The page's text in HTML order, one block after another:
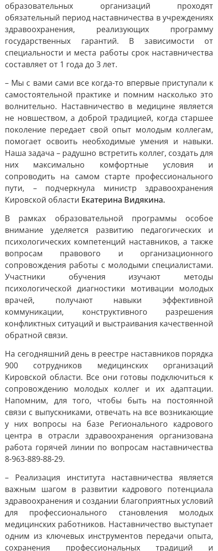
образовательных организаций проходят
обязательный период наставничества в учреждениях
здравоохранения, реализующих программу
государственных гарантий. В зависимости от
специальности и места работы срок наставничества
составляет от 1 года до 3 лет.
– Мы с вами сами все когда-то впервые приступали к
самостоятельной практике и помним насколько это
волнительно. Наставничество в медицине является
не новшеством, а доброй традицией, когда старшее
поколение передает свой опыт молодым коллегам,
помогает освоить необходимые умения и навыки.
Наша задача – радушно встретить коллег, создать для
них максимально комфортные условия и
сопроводить на самом старте профессионального
пути, – подчеркнула министр здравоохранения
Кировской области Екатерина Видякина.
В рамках образовательной программы особое
внимание уделяется развитию педагогических и
психологических компетенций наставников, а также
вопросам правового и организационного
сопровождения работы с молодыми специалистами.
Участники обучения изучают методы
психологической диагностики мотивации молодых
врачей, получают навыки эффективной
коммуникации, конструктивного разрешения
конфликтных ситуаций и выстраивания качественной
обратной связи.
На сегодняшний день в реестре наставников порядка
900 сотрудников медицинских организаций
Кировской области. Все они готовы подключиться к
сопровождению молодых коллег и их адаптации.
Напомним, для того, чтобы быть на постоянной
связи с выпускниками, отвечать на все возникающие
у них вопросы на базе Регионального кадрового
центра в отрасли здравоохранения организована
работа горячей линии по вопросам наставничества
8-963-889-88-29.
– Реализация института наставничества является
важным шагом в развитии кадрового потенциала
здравоохранения и создании благоприятных условий
для профессионального становления молодых
медицинских работников. Наставничество выступает
одним из ключевых инструментов передачи опыта,
сохранения профессиональных традиций и